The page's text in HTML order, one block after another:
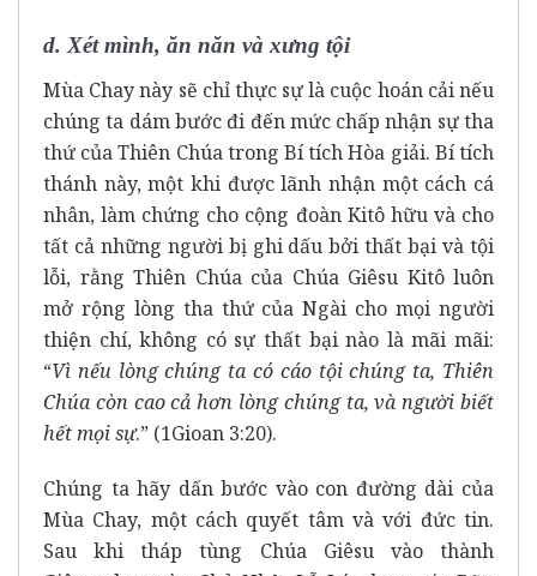
d. Xét mình, ăn năn và xưng tội
Mùa Chay này sẽ chỉ thực sự là cuộc hoán cải nếu
chúng ta dám bước đi đến mức chấp nhận sự tha
thứ của Thiên Chúa trong Bí tích Hòa giải. Bí tích
thánh này, một khi được lãnh nhận một cách cá
nhân, làm chứng cho cộng đoàn Kitô hữu và cho
tất cả những người bị ghi dấu bởi thất bại và tội
lỗi, rằng Thiên Chúa của Chúa Giêsu Kitô luôn
mở rộng lòng tha thứ của Ngài cho mọi người
thiện chí, không có sự thất bại nào là mãi mãi:
“Vì nếu lòng chúng ta có cáo tội chúng ta, Thiên
Chúa còn cao cả hơn lòng chúng ta, và người biết
hết mọi sự.” (1Gioan 3:20).
Chúng ta hãy dấn bước vào con đường dài của
Mùa Chay, một cách quyết tâm và với đức tin.
Sau khi tháp tùng Chúa Giêsu vào thành